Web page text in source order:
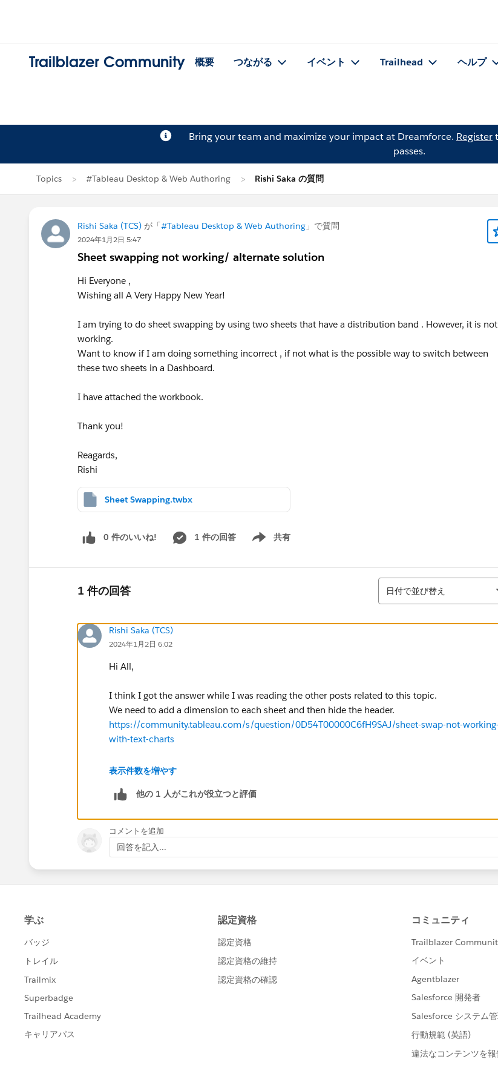
Trailblazer Community 概要 つながる イベント Trailhead ヘルプ
Bring your team and maximize your impact at Dreamforce. Register
passes.
Topics #Tableau Desktop & Web Authoring Rishi Saka の質問
Rishi Saka (TCS) が「#Tableau Desktop & Web Authoring 」で質問
2024年1月2日 5:47
Sheet swapping not working/ alternate solution
Hi Everyone ,
Wishing all A Very Happy New Year!
I am trying to do sheet swapping by using two sheets that have a distribution band . However, it is not
working.
Want to know if I am doing something incorrect , if not what is the possible way to switch between
these two sheets in a Dashboard.
I have attached the workbook.
Thank you!
Reagards,
Rishi
Sheet Swapping.twbx
0 件のいいね! 1 件の回答 共有
Show menu
1 件の回答
並び替え
日付で並び替え
Rishi Saka (TCS)
2024年1月2日 6:02
Hi All,
I think I got the answer while I was reading the other posts related to this topic.
We need to add a dimension to each sheet and then hide the header.
https://community.tableau.com/s/question/0D54T00000C6fH9SAJ/sheet-swap-not-working-
with-text-charts
Thank you Chris McClellan for the explanation.
regards,
表示件数を増やす
他の 1 人がこれが役立つと評価
コメントを追加
回答を記入...